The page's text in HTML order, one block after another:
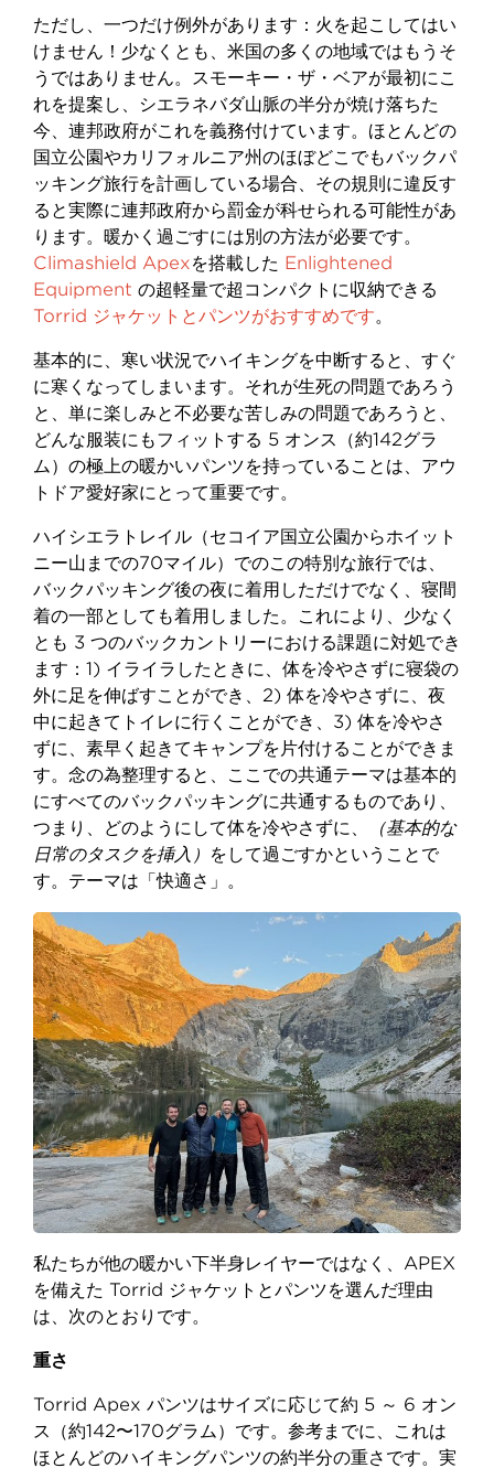
ただし、一つだけ例外があります：火を起こしてはい
けません！少なくとも、米国の多くの地域ではもうそ
うではありません。スモーキー・ザ・ベアが最初にこ
れを提案し、シエラネバダ山脈の半分が焼け落ちた
今、連邦政府がこれを義務付けています。ほとんどの
国立公園やカリフォルニア州のほぼどこでもバックパ
ッキング旅行を計画している場合、その規則に違反す
ると実際に連邦政府から罰金が科せられる可能性があ
ります。暖かく過ごすには別の方法が必要です。
Climashield Apexを搭載した Enlightened
Equipment の超軽量で超コンパクトに収納できる
Torrid ジャケットとパンツがおすすめです。
基本的に、寒い状況でハイキングを中断すると、すぐ
に寒くなってしまいます。それが生死の問題であろう
と、単に楽しみと不必要な苦しみの問題であろうと、
どんな服装にもフィットする 5 オンス（約142グラ
ム）の極上の暖かいパンツを持っていることは、アウ
トドア愛好家にとって重要です。
ハイシエラトレイル（セコイア国立公園からホイット
ニー山までの70マイル）でのこの特別な旅行では、
バックパッキング後の夜に着用しただけでなく、寝間
着の一部としても着用しました。これにより、少なく
とも 3 つのバックカントリーにおける課題に対処でき
ます：1) イライラしたときに、体を冷やさずに寝袋の
外に足を伸ばすことができ、2) 体を冷やさずに、夜
中に起きてトイレに行くことができ、3) 体を冷やさ
ずに、素早く起きてキャンプを片付けることができま
す。念の為整理すると、ここでの共通テーマは基本的
にすべてのバックパッキングに共通するものであり、
つまり、どのようにして体を冷やさずに、
（基本的な
日常のタスクを挿入） をして過ごすかということで
す。テーマは「快適さ」。
私たちが他の暖かい下半身レイヤーではなく、APEX
を備えた Torrid ジャケットとパンツを選んだ理由
は、次のとおりです。
重さ
Torrid Apex パンツはサイズに応じて約 5 ～ 6 オン
ス（約142〜170グラム）です。参考までに、これは
ほとんどのハイキングパンツの約半分の重さです。実